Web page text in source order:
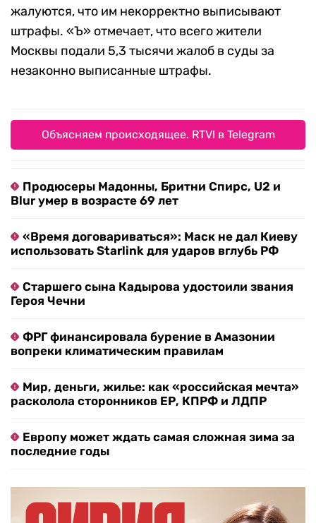
жалуются, что им некорректно выписывают
штрафы. «Ъ» отмечает, что всего жители
Москвы подали 5,3 тысячи жалоб в суды за
незаконно выписанные штрафы.
Объясняем происходящее. RTVI в Telegram
Продюсеры Мадонны, Бритни Спирс, U2 и
Blur умер в возрасте 69 лет
«Время договариваться»: Маск не дал Киеву
использовать Starlink для ударов вглубь РФ
Старшего сына Кадырова удостоили звания
Героя Чечни
ФРГ финансировала бурение в Амазонии
вопреки климатическим правилам
Мир, деньги, жилье: как «российская мечта»
расколола сторонников ЕР, КПРФ и ЛДПР
Европу может ждать самая сложная зима за
последние годы